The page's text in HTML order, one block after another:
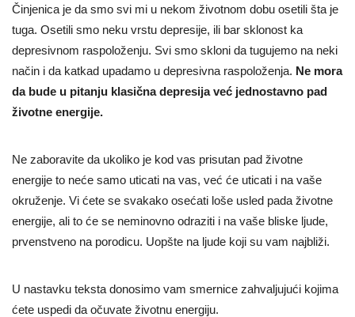
Činjenica je da smo svi mi u nekom životnom dobu osetili šta je
tuga. Osetili smo neku vrstu depresije, ili bar sklonost ka
depresivnom raspoloženju. Svi smo skloni da tugujemo na neki
način i da katkad upadamo u depresivna raspoloženja. Ne mora
da bude u pitanju klasična depresija već jednostavno pad
životne energije.
Ne zaboravite da ukoliko je kod vas prisutan pad životne
energije to neće samo uticati na vas, već će uticati i na vaše
okruženje. Vi ćete se svakako osećati loše usled pada životne
energije, ali to će se neminovno odraziti i na vaše bliske ljude,
prvenstveno na porodicu. Uopšte na ljude koji su vam najbliži.
U nastavku teksta donosimo vam smernice zahvaljujući kojima
ćete uspedi da očuvate životnu energiju.